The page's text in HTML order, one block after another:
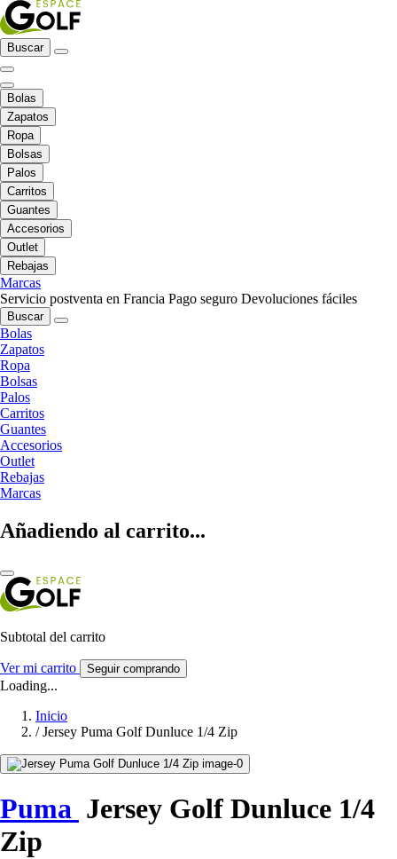
Buscar
Bolas
Zapatos
Ropa
Bolsas
Palos
Carritos
Guantes
Accesorios
Outlet
Rebajas
Marcas
Servicio postventa en Francia Pago seguro Devoluciones fáciles
Buscar
Bolas
Zapatos
Ropa
Bolsas
Palos
Carritos
Guantes
Accesorios
Outlet
Rebajas
Marcas
Añadiendo al carrito...
Subtotal del carrito
Ver mi carrito Seguir comprando
Loading...
Inicio
/ Jersey Puma Golf Dunluce 1/4 Zip
Puma Jersey Golf Dunluce 1/4
Zip